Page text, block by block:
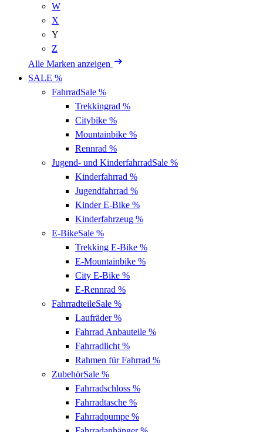
W
X
Y
Z
Alle Marken anzeigen
SALE %
FahrradSale %
Trekkingrad %
Citybike %
Mountainbike %
Rennrad %
Jugend- und KinderfahrradSale %
Kinderfahrrad %
Jugendfahrrad %
Kinder E-Bike %
Kinderfahrzeug %
E-BikeSale %
Trekking E-Bike %
E-Mountainbike %
City E-Bike %
E-Rennrad %
FahrradteileSale %
Laufräder%
Fahrrad Anbauteile %
Fahrradlicht %
Rahmen für Fahrrad %
ZubehörSale %
Fahrradschloss %
Fahrradtasche %
Fahrradpumpe %